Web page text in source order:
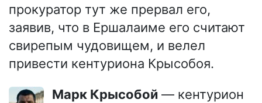
прокуратор тут же прервал его,
заявив, что в Ершалаиме его считают
свирепым чудовищем, и велел
привести кентуриона Крысобоя.
Марк Крысобой — кентурион